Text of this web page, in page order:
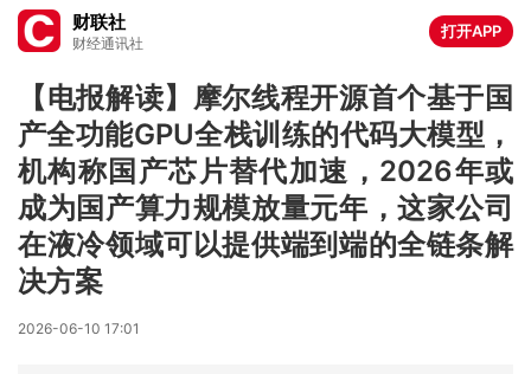
财联社
财经通讯社
打开APP
【电报解读】摩尔线程开源首个基于国
产全功能GPU全栈训练的代码大模型，
机构称国产芯片替代加速，2026年或
成为国产算力规模放量元年，这家公司
在液冷领域可以提供端到端的全链条解
决方案
2026-06-10 17:01